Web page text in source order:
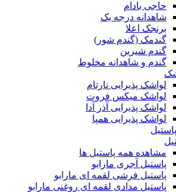
حاجی بادام
شاهدانه درجه یک
برنجک اعلا
گندمک (گندم شور)
گندم شیرین
گندم و شاهدانه مخلوط
لواشک پذیرایی نارتام
لواشک میکس فروت
لواشک پذیرایی آذر آدا
لواشک پذیرایی همپا
مشاهده همه پاستیل ها
پاستیل آجری مارابو
پاستیل فرشی لقمه ای مارابو
پاستیل مدادی لقمه ای روغنی مارابو